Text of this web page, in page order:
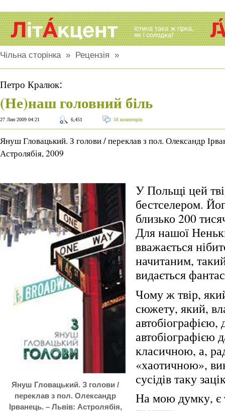
Чільна сторінка» Рецензія »
Петро Кралюк:
(Не)наш головний біль
27 Лип 2009 04:21 6,451 58 коментарів
Януш Гловацький. З голови / переклав з пол. Олександр
Астролябія, 2009
Януш Гловацький. З голови /
переклав з пол. Олександр
Ірванець. – Львів: Астролябія,
У Польщі цей
бестселером.
близько 200
Для нашої
вважається
начитаним,
видається
Чому ж твір,
сюжету, який,
автобіографією,
автобіографією
класичною, а,
«хаотичною»,
сусідів таку
На мою думку, є